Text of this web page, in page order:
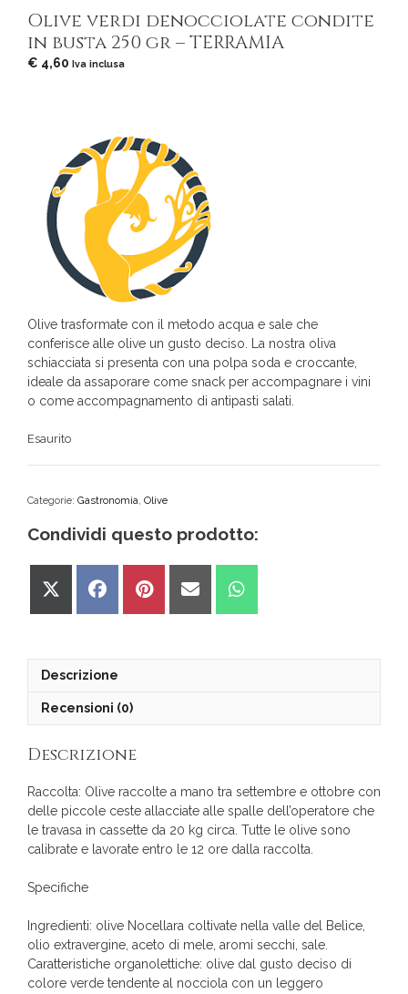
Olive verdi denocciolate condite
in busta 250 gr – TERRAMIA
€ 4,60 Iva inclusa
Olive trasformate con il metodo acqua e sale che
conferisce alle olive un gusto deciso. La nostra oliva
schiacciata si presenta con una polpa soda e croccante,
ideale da assaporare come snack per accompagnare i vini
o come accompagnamento di antipasti salati.
Esaurito
Categorie: Gastronomia, Olive
Condividi questo prodotto:
Share
Share
Share
Share
Share
Descrizione
Recensioni (0)
Descrizione
Raccolta: Olive raccolte a mano tra settembre e ottobre con
delle piccole ceste allacciate alle spalle dell’operatore che
le travasa in cassette da 20 kg circa. Tutte le olive sono
calibrate e lavorate entro le 12 ore dalla raccolta.
Specifiche
Ingredienti: olive Nocellara coltivate nella valle del Belìce,
olio extravergine, aceto di mele, aromi secchi, sale.
Caratteristiche organolettiche: olive dal gusto deciso di
colore verde tendente al nocciola con un leggero